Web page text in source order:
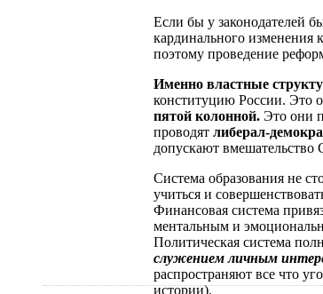
Если бы у законодателей
кардинального изменения
поэтому проведение
Именно властные
конституцию России. Это
пятой колонной. Это они
проводят либерал-
допускают
Система образования не
учиться и
Финансовая система
ментальным и
Политическая система
служением личным
распространяют все что
истории).